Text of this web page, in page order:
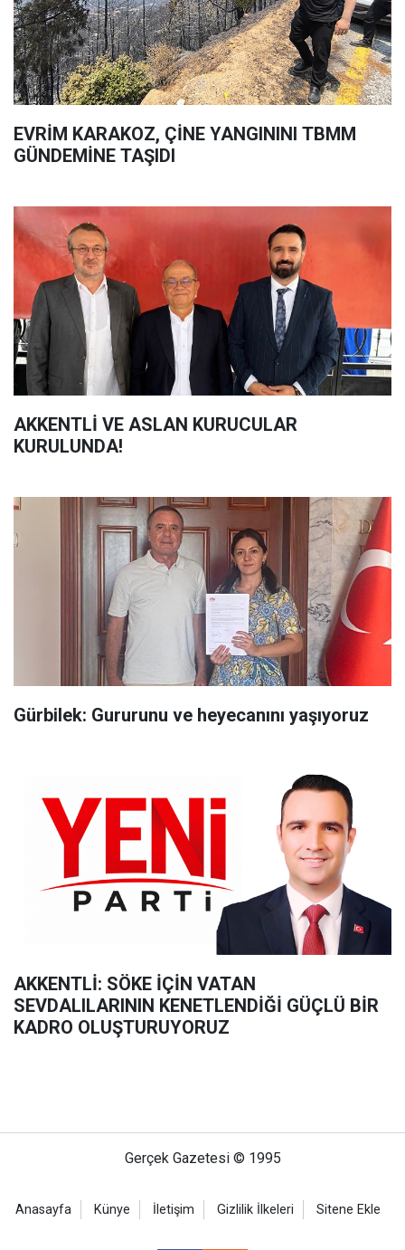
EVRİM KARAKOZ, ÇİNE YANGININI TBMM
GÜNDEMİNE TAŞIDI
AKKENTLİ VE ASLAN KURUCULAR
KURULUNDA!
Gürbilek: Gururunu ve heyecanını yaşıyoruz
AKKENTLİ: SÖKE İÇİN VATAN
SEVDALILARININ KENETLENDİĞİ GÜÇLÜ BİR
KADRO OLUŞTURUYORUZ
Gerçek Gazetesi © 1995
Anasayfa Künye İletişim Gizlilik İlkeleri Sitene Ekle